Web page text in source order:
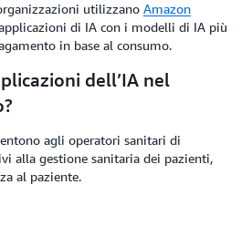
utilizzano Amazon
di IA con i modelli di IA più
in base al consumo.
dell’IA nel
agli operatori sanitari di
alla gestione sanitaria dei pazienti,
al paziente.